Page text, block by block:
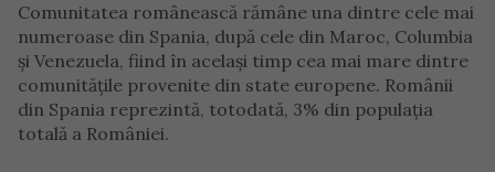
Comunitatea românească rămâne una dintre cele mai
numeroase din Spania, după cele din Maroc, Columbia
și Venezuela, fiind în același timp cea mai mare dintre
comunitățile provenite din state europene. Românii
din Spania reprezintă, totodată, 3% din populația
totală a României.